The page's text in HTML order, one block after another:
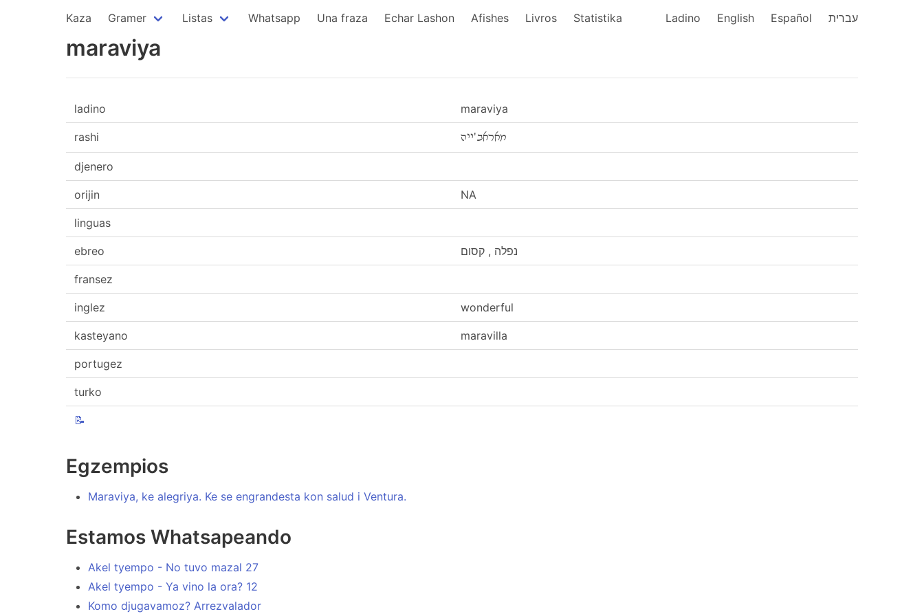
Kaza Gramer Listas Whatsapp Una fraza Echar Lashon Afishes Livros Statistika Ladino English Español עברית
maraviya
ladino maraviya
rashi מאראב'ייה
djenero
orijin NA
linguas
ebreo נפלה , קסום
fransez
inglez wonderful
kasteyano maravilla
portugez
turko
📝
Egzempios
Maraviya, ke alegriya. Ke se engrandesta kon salud i Ventura.
Estamos Whatsapeando
Akel tyempo - No tuvo mazal 27
Akel tyempo - Ya vino la ora? 12
Komo djugavamoz? Arrezvalador